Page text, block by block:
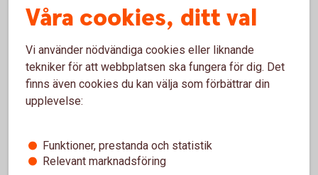
viktigt. Vi känner att våra patienter är så tacksamma och det
gör att vi trivs väldigt bra här i Herrljunga.
Tack Omar och Ammi för ert viktiga arbete. Vi gillar hur ni
bygger företaget så långsiktigt och att ni satsar i Herrljunga.
Tillsammans är vi starka och får vårt område att växa och
må bra.
Våra cookies, ditt val
Vi använder nödvändiga cookies eller liknande
tekniker för att webbplatsen ska fungera för dig. Det
finns även cookies du kan välja som förbättrar din
upplevelse:
Funktioner, prestanda och statistik
Relevant marknadsföring